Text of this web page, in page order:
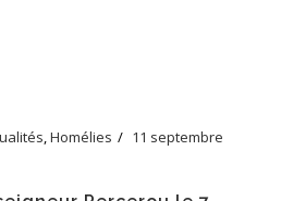
Homélies
11 septembre